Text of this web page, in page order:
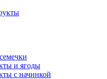
и ягоды
с начинкой